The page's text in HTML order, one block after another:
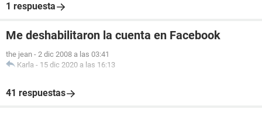
1 respuesta
Me deshabilitaron la cuenta en Facebook
the jean - 2 dic 2008 a las 03:41
Karla - 15 dic 2020 a las 16:13
41 respuestas